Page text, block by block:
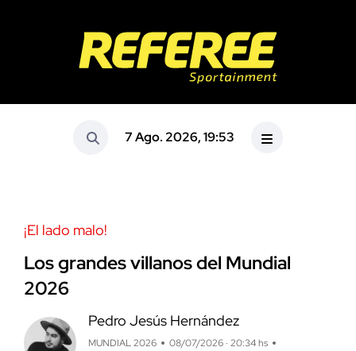
7 Ago. 2026, 19:53
¡El lado malo!
Los grandes villanos del Mundial
2026
Pedro Jesús Hernández
MUNDIAL 2026 08/07/2026 · 20:34 hs